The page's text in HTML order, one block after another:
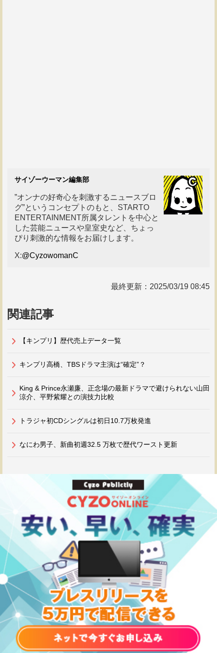
サイゾーウーマン編集部
”オンナの好奇心を刺激するニュースブロ
グ”というコンセプトのもと、STARTO
ENTERTAINMENT所属タレントを中心と
した芸能ニュースや皇室史など、ちょっ
ぴり刺激的な情報をお届けします。
X:@CyzowomanC
最終更新： 2025/03/19 08:45
関連記事
【キンプリ】歴代売上データ一覧
キンプリ高橋、TBSドラマ主演は“確定”？
King & Prince永瀬廉、正念場の最新ドラマで避けられない山田
涼介、平野紫耀との演技力比較
トラジャ初CDシングルは初日10.7万枚発進
なにわ男子、新曲初週32.5 万枚で歴代ワースト更新